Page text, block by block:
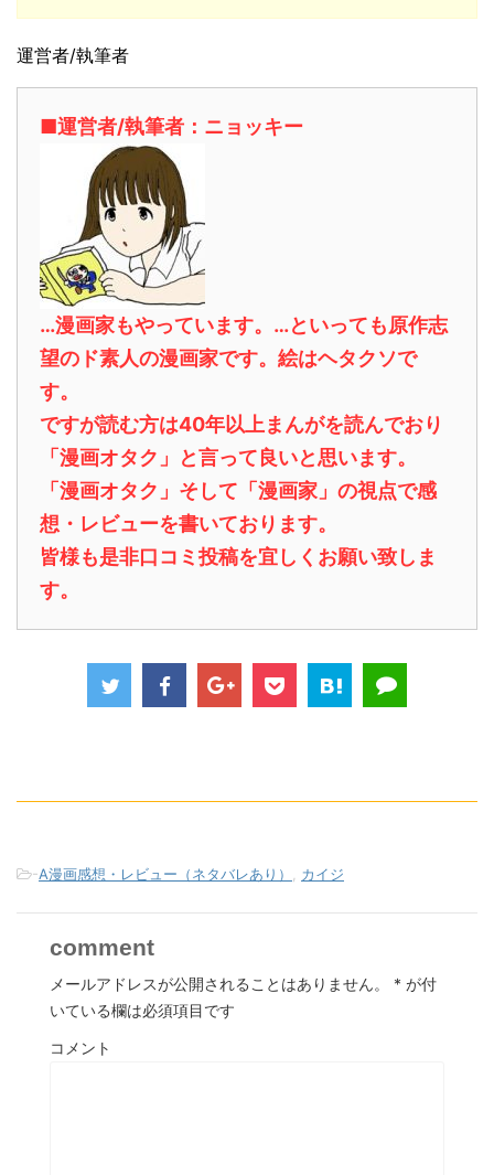
運営者/執筆者
■運営者/執筆者：ニョッキー
…漫画家もやっています。…といっても原作志
望のド素人の漫画家です。絵はヘタクソで
す。
ですが読む方は40年以上まんがを読んでおり
「漫画オタク」と言って良いと思います。
「漫画オタク」そして「漫画家」の視点で感
想・レビューを書いております。
皆様も是非口コミ投稿を宜しくお願い致しま
す。
-A漫画感想・レビュー（ネタバレあり） カイジ
comment
メールアドレスが公開されることはありません。 * が付
いている欄は必須項目です
コメント